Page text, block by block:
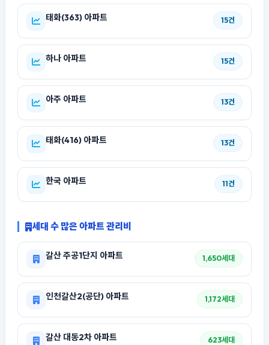
태화(363) 아파트 15건
하나 아파트 15건
아주 아파트 13건
태화(416) 아파트 13건
한국 아파트 11건
세대 수 많은 아파트 관리비
갈산 주공1단지 아파트 1,650세대
인천갈산2(공단) 아파트 1,172세대
갈산 대동2차 아파트 623세대